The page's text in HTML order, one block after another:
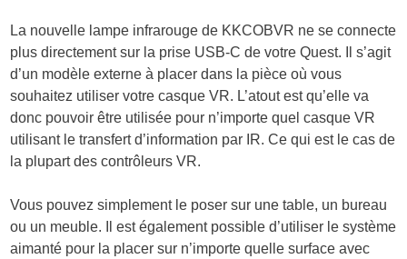
La nouvelle lampe infrarouge de KKCOBVR ne se connecte
plus directement sur la prise USB-C de votre Quest. Il s’agit
d’un modèle externe à placer dans la pièce où vous
souhaitez utiliser votre casque VR. L’atout est qu’elle va
donc pouvoir être utilisée pour n’importe quel casque VR
utilisant le transfert d’information par IR. Ce qui est le cas de
la plupart des contrôleurs VR.
Vous pouvez simplement le poser sur une table, un bureau
ou un meuble. Il est également possible d’utiliser le système
aimanté pour la placer sur n’importe quelle surface avec